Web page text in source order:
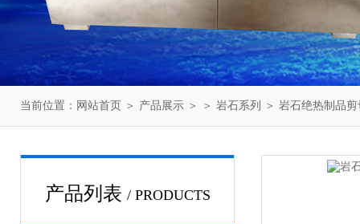
当前位置： 网站首页 ＞ 产品展示 ＞ ＞ 岩石系列 ＞ 岩石绝热制品
产品列表 / PRODUCTS